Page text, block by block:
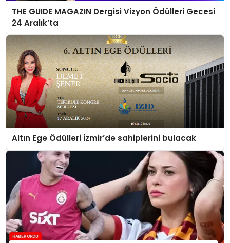
THE GUIDE MAGAZIN Dergisi Vizyon Ödülleri Gecesi
24 Aralık’ta
Altın Ege Ödülleri İzmir’de sahiplerini bulacak